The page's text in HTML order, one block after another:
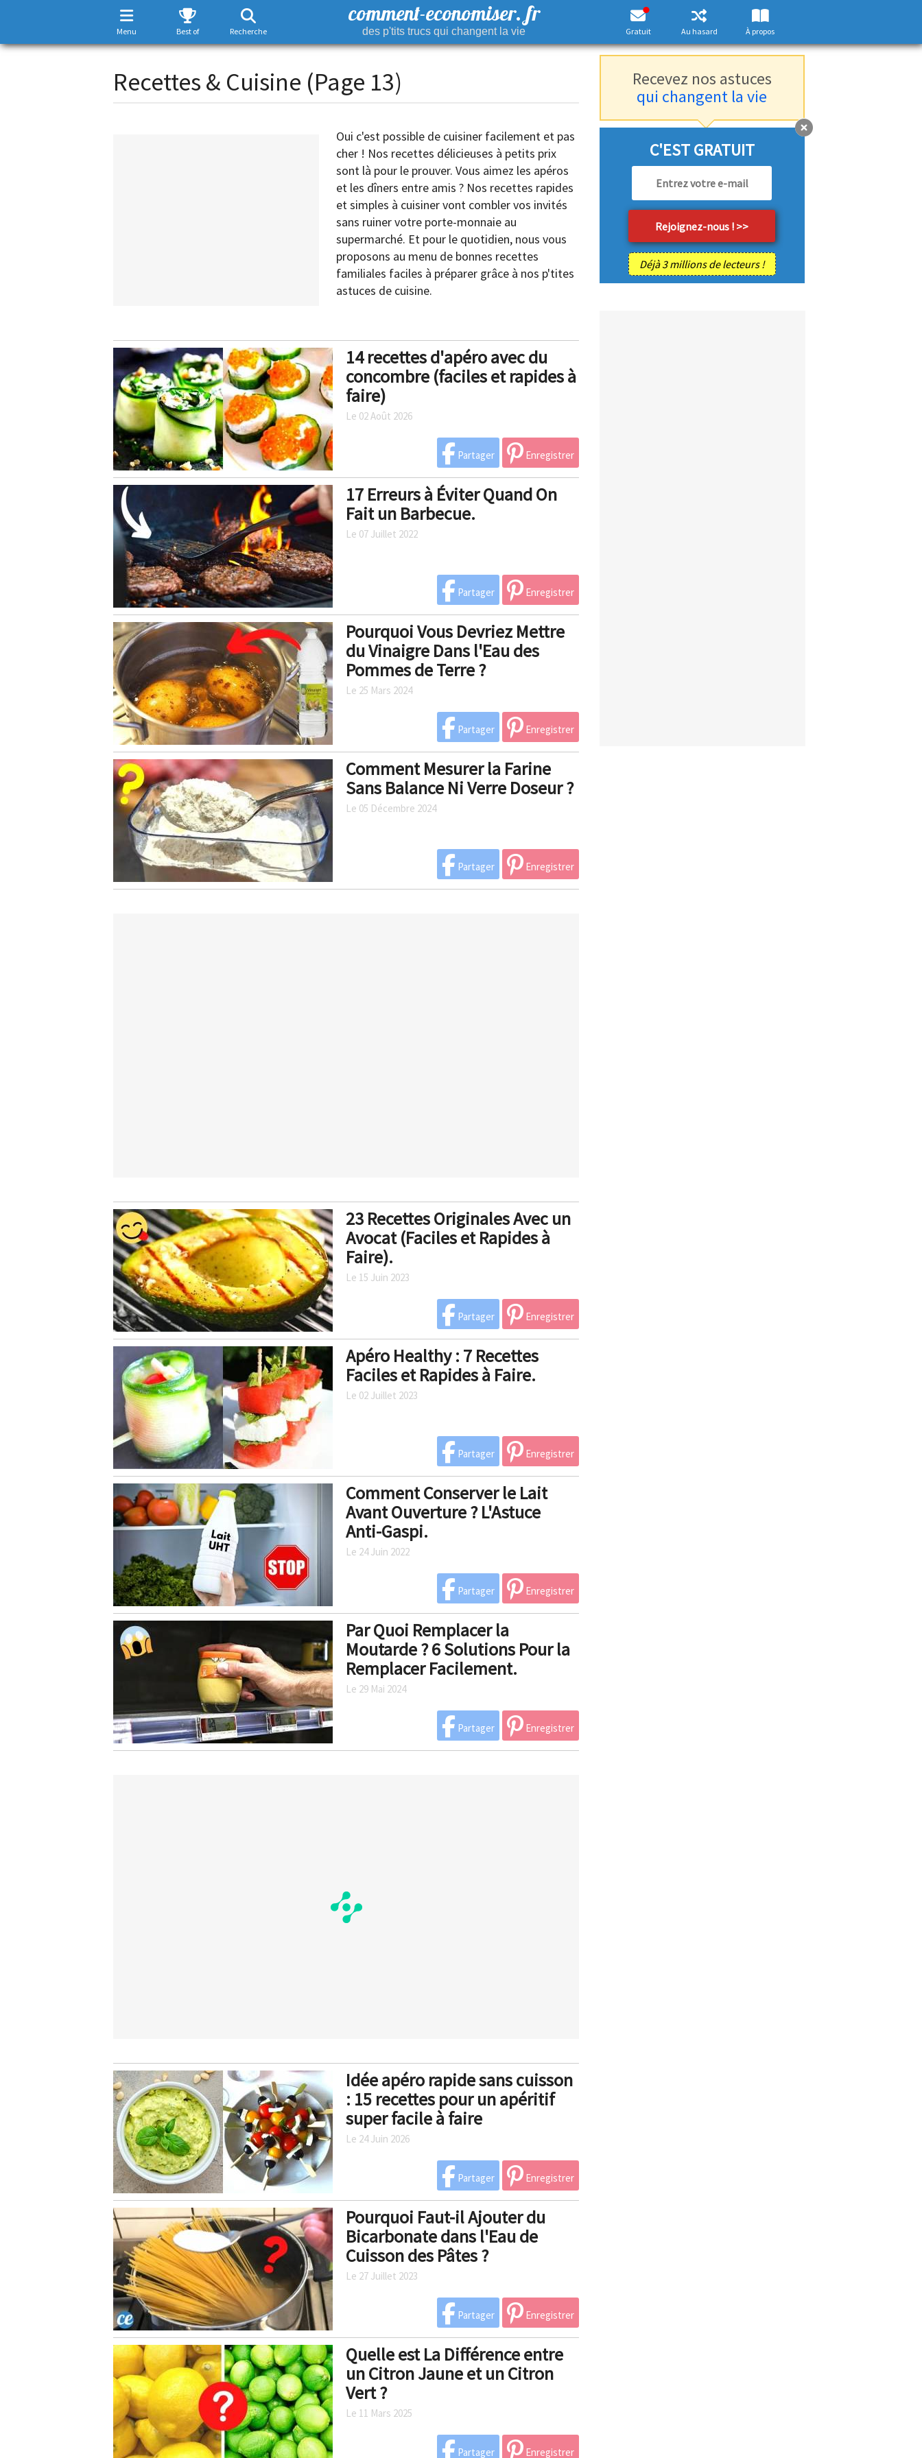
Menu Best of Recherche
comment-economiser. fr
des p'tits trucs qui changent la vie Gratuit Au hasard À propos
Recettes & Cuisine (Page 13)
Oui c'est possible de cuisiner facilement et pas
cher ! Nos recettes délicieuses à petits prix
sont là pour le prouver. Vous aimez les apéros
et les dîners entre amis ? Nos recettes rapides
et simples à cuisiner vont combler vos invités
sans ruiner votre porte-monnaie au
supermarché. Et pour le quotidien, nous vous
proposons au menu de bonnes recettes
familiales faciles à préparer grâce à nos p'tites
astuces de cuisine.
14 recettes d'apéro avec du
concombre (faciles et rapides à
faire)
Le 02 Août 2026
Partager Enregistrer
17 Erreurs à Éviter Quand On
Fait un Barbecue.
Le 07 Juillet 2022
Partager Enregistrer
Pourquoi Vous Devriez Mettre
du Vinaigre Dans l'Eau des
Pommes de Terre ?
Le 25 Mars 2024
Partager Enregistrer
Comment Mesurer la Farine
Sans Balance Ni Verre Doseur ?
Le 05 Décembre 2024
Partager Enregistrer
23 Recettes Originales Avec un
Avocat (Faciles et Rapides à
Faire).
Le 15 Juin 2023
Partager Enregistrer
Apéro Healthy : 7 Recettes
Faciles et Rapides à Faire.
Le 02 Juillet 2023
Partager Enregistrer
Comment Conserver le Lait
Avant Ouverture ? L'Astuce
Anti-Gaspi.
Le 24 Juin 2022
Partager Enregistrer
Par Quoi Remplacer la
Moutarde ? 6 Solutions Pour la
Remplacer Facilement.
Le 29 Mai 2024
Partager Enregistrer
Idée apéro rapide sans cuisson
: 15 recettes pour un apéritif
super facile à faire
Le 24 Juin 2026
Partager Enregistrer
Pourquoi Faut-il Ajouter du
Bicarbonate dans l'Eau de
Cuisson des Pâtes ?
Le 27 Juillet 2023
Partager Enregistrer
Quelle est La Différence entre
un Citron Jaune et un Citron
Vert ?
Le 11 Mars 2025
Partager Enregistrer
Recevez nos astuces
qui changent la vie
C'EST GRATUIT
Déjà 3 millions de lecteurs !